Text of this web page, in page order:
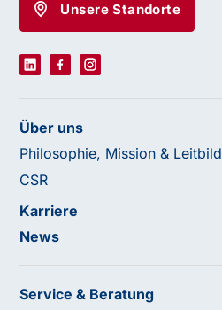
Unsere Standorte
Über uns
Philosophie, Mission & Leitbild
CSR
Karriere
News
Service & Beratung